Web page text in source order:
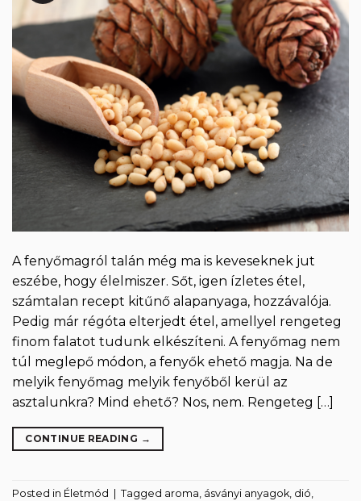
A fenyőmagról talán még ma is keveseknek jut
eszébe, hogy élelmiszer. Sőt, igen ízletes étel,
számtalan recept kitűnő alapanyaga, hozzávalója.
Pedig már régóta elterjedt étel, amellyel rengeteg
finom falatot tudunk elkészíteni. A fenyőmag nem
túl meglepő módon, a fenyők ehető magja. Na de
melyik fenyőmag melyik fenyőből kerül az
asztalunkra? Mind ehető? Nos, nem. Rengeteg […]
CONTINUE READING →
Posted in Életmód Tagged aroma, ásványi anyagok, dió,